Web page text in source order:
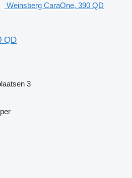
Weinsberg CaraOne, 390 QD
QD
3